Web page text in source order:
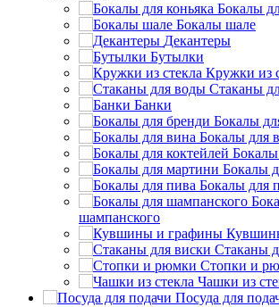
Бокалы
Бокалы шале
Декантеры
Бутылки
Кружки из
Стаканы
Банки
Бокалы
Бокалы для
Бокалы
Бокалы
Бокалы для
шампанского
Стаканы
Стопки и
Чашки из
Посуда для